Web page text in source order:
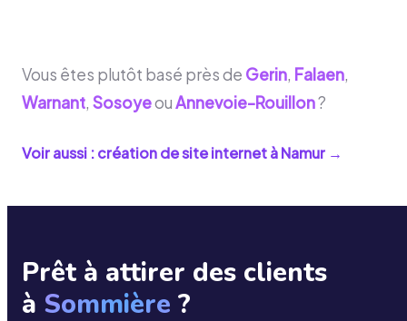
Vous êtes plutôt basé près de Gerin, Falaen,
Warnant, SosoyeouAnnevoie-Rouillon?
Voir aussi : création de site internet àNamur →
Prêt à attirer des clients
à Sommière ?